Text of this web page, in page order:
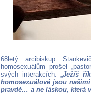
68letý arcibiskup
homosexuálům prošel
svých interakcích. „Ježíš
homosexuálové jsou
pravdě… a ne láskou, která